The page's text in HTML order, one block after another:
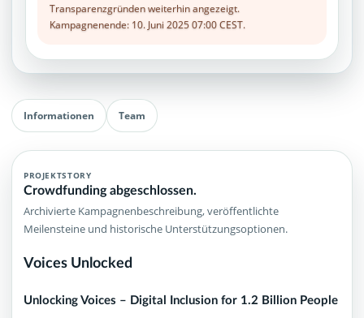
Transparenzgründen weiterhin angezeigt.
Kampagnenende: 10. Juni 2025 07:00 CEST.
Informationen Team
PROJEKTSTORY
Crowdfunding abgeschlossen.
Archivierte Kampagnenbeschreibung, veröffentlichte
Meilensteine und historische Unterstützungsoptionen.
Voices Unlocked
Unlocking Voices – Digital Inclusion for 1.2 Billion People